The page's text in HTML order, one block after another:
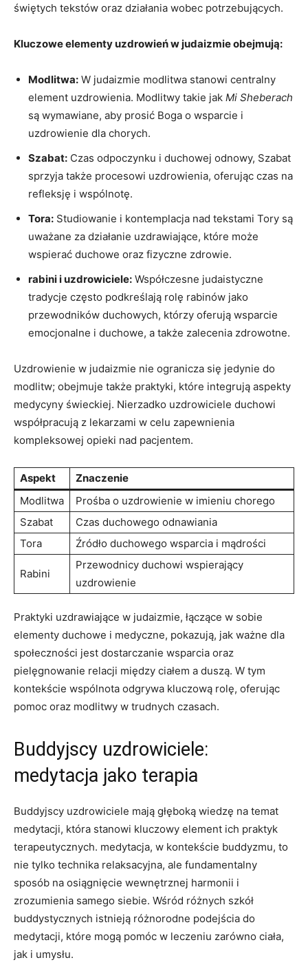
świętych tekstów oraz działania wobec potrzebujących.
Kluczowe elementy uzdrowień w judaizmie obejmują:
Modlitwa: W judaizmie modlitwa stanowi centralny
element uzdrowienia. Modlitwy takie jak Mi Sheberach
są wymawiane, aby prosić Boga o wsparcie i
uzdrowienie dla chorych.
Szabat: Czas odpoczynku i duchowej odnowy, Szabat
sprzyja także procesowi uzdrowienia, oferując czas na
refleksję i wspólnotę.
Tora: Studiowanie i kontemplacja nad tekstami Tory są
uważane za działanie uzdrawiające, które może
wspierać duchowe oraz fizyczne zdrowie.
rabini i uzdrowiciele: Współczesne judaistyczne
tradycje często podkreślają rolę rabinów jako
przewodników duchowych, którzy oferują wsparcie
emocjonalne i duchowe, a także zalecenia zdrowotne.
Uzdrowienie w judaizmie nie ogranicza się jedynie do
modlitw; obejmuje także praktyki, które integrują aspekty
medycyny świeckiej. Nierzadko uzdrowiciele duchowi
współpracują z lekarzami w celu zapewnienia
kompleksowej opieki nad pacjentem.
Aspekt
Znaczenie
Modlitwa
Prośba o uzdrowienie w imieniu chorego
Szabat
Czas duchowego odnawiania
Tora
Źródło duchowego wsparcia i mądrości
Rabini
Przewodnicy duchowi wspierający
uzdrowienie
Praktyki uzdrawiające w judaizmie, łączące w sobie
elementy duchowe i medyczne, pokazują, jak ważne dla
społeczności jest dostarczanie wsparcia oraz
pielęgnowanie relacji między ciałem a duszą. W tym
kontekście wspólnota odgrywa kluczową rolę, oferując
pomoc oraz modlitwy w trudnych czasach.
Buddyjscy uzdrowiciele:
medytacja jako terapia
Buddyjscy uzdrowiciele mają głęboką wiedzę na temat
medytacji, która stanowi kluczowy element ich praktyk
terapeutycznych. medytacja, w kontekście buddyzmu, to
nie tylko technika relaksacyjna, ale fundamentalny
sposób na osiągnięcie wewnętrznej harmonii i
zrozumienia samego siebie. Wśród różnych szkół
buddystycznych istnieją różnorodne podejścia do
medytacji, które mogą pomóc w leczeniu zarówno ciała,
jak i umysłu.